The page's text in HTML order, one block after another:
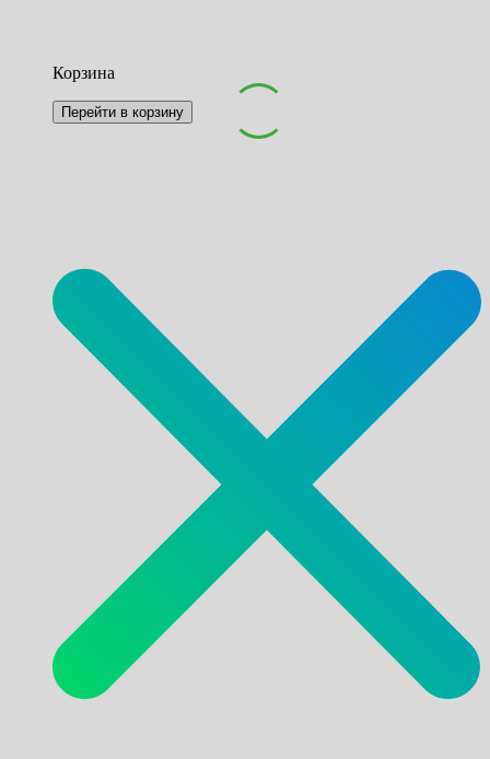
Корзина
Перейти в корзину